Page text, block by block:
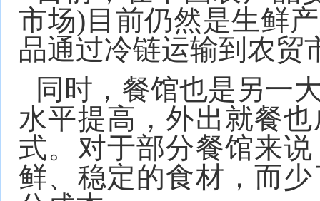
市场)目前仍然是生鲜
品通过冷链运输到农贸
同时，餐馆也是另一
水平提高，外出就餐
式。对于部分餐馆来
鲜、稳定的食材，而